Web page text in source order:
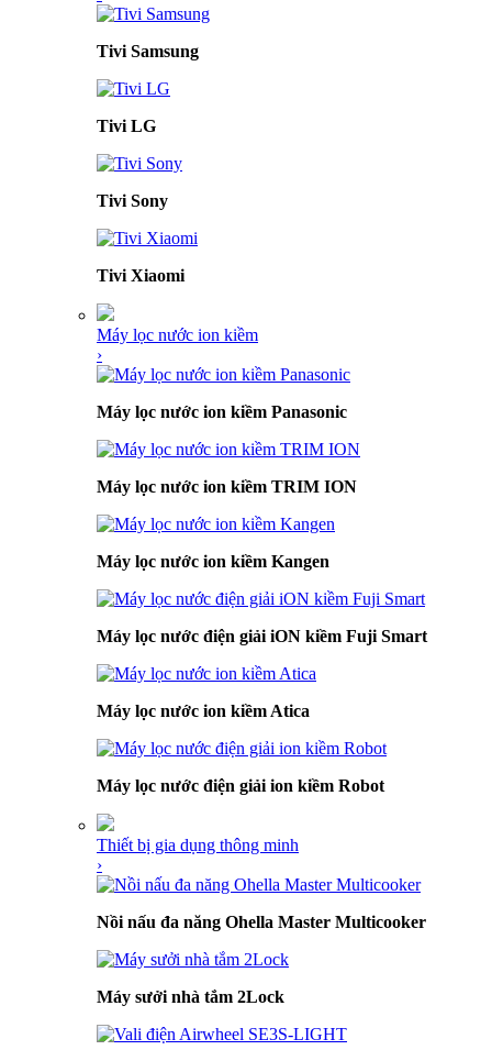
Tivi Samsung
Tivi LG
Tivi Sony
Tivi Xiaomi
Máy lọc nước ion kiềm
›
Máy lọc nước ion kiềm Panasonic
Máy lọc nước ion kiềm TRIM ION
Máy lọc nước ion kiềm Kangen
Máy lọc nước điện giải iON kiềm Fuji Smart
Máy lọc nước ion kiềm Atica
Máy lọc nước điện giải ion kiềm Robot
Thiết bị gia dụng thông minh
›
Nồi nấu đa năng Ohella Master Multicooker
Máy sưởi nhà tắm 2Lock